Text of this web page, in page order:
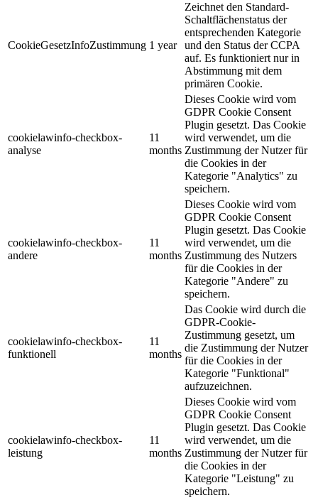
CookieGesetzInfoZustimmung 1 year
Zeichnet den Standard-
Schaltflächenstatus der
entsprechenden Kategorie
und den Status der CCPA
auf. Es funktioniert nur in
Abstimmung mit dem
primären Cookie.
cookielawinfo-checkbox-
analyse
11
months
Dieses Cookie wird vom
GDPR Cookie Consent
Plugin gesetzt. Das Cookie
wird verwendet, um die
Zustimmung der Nutzer für
die Cookies in der
Kategorie "Analytics" zu
speichern.
cookielawinfo-checkbox-
andere
11
months
Dieses Cookie wird vom
GDPR Cookie Consent
Plugin gesetzt. Das Cookie
wird verwendet, um die
Zustimmung des Nutzers
für die Cookies in der
Kategorie "Andere" zu
speichern.
cookielawinfo-checkbox-
funktionell
11
months
Das Cookie wird durch die
GDPR-Cookie-
Zustimmung gesetzt, um
die Zustimmung der Nutzer
für die Cookies in der
Kategorie "Funktional"
aufzuzeichnen.
cookielawinfo-checkbox-
leistung
11
months
Dieses Cookie wird vom
GDPR Cookie Consent
Plugin gesetzt. Das Cookie
wird verwendet, um die
Zustimmung der Nutzer für
die Cookies in der
Kategorie "Leistung" zu
speichern.